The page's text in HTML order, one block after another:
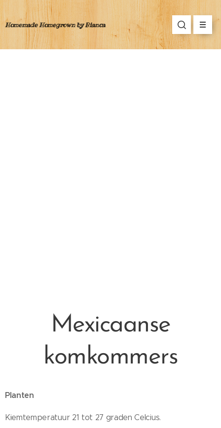
Homemade Homegrown by Bianca
Mexicaanse
komkommers
Planten
Kiemtemperatuur 21 tot 27 graden Celcius.